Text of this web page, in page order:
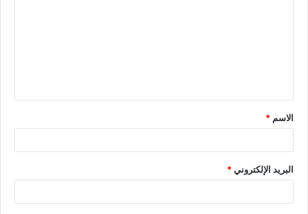
الاسم *
البريد الإلكتروني*